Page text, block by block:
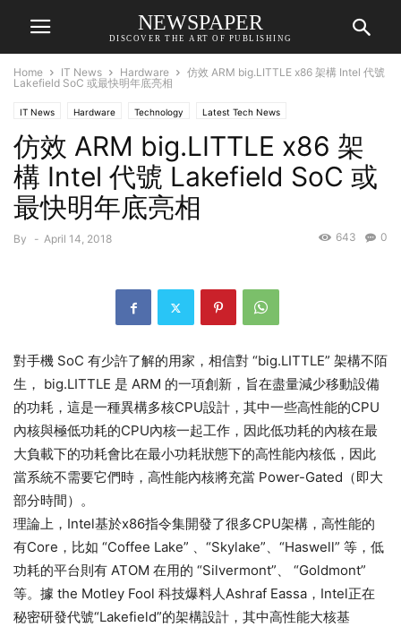
NEWSPAPER
DISCOVER THE ART OF PUBLISHING
Home IT News Hardware
仿效 ARM big.LITTLE x86 架構 Intel 代號
Lakefield SoC 或最快明年底亮相
IT News Hardware Technology Latest Tech News
仿效 ARM big.LITTLE x86 架
構 Intel 代號 Lakefield SoC 或
最快明年底亮相
By - April 14, 2018 0
643
對手機 SoC 有少許了解的用家，相信對 “big.LITTLE” 架構不陌
生， big.LITTLE 是 ARM 的一項創新，旨在盡量減少移動設備
的功耗，這是一種異構多核CPU設計，其中一些高性能的CPU
內核與極低功耗的CPU內核一起工作，因此低功耗的內核在最
大負載下的功耗會比在最小功耗狀態下的高性能內核低，因此
當系統不需要它們時，高性能內核將充當 Power-Gated（即大
部分時間）。
理論上，Intel基於x86指令集開發了很多CPU架構，高性能的
有Core，比如 “Coffee Lake” 、“Skylake”、“Haswell” 等，低
功耗的平台則有 ATOM 在用的 “Silvermont”、 “Goldmont”
等。據 the Motley Fool 科技爆料人Ashraf Eassa，Intel正在
秘密研發代號“Lakefield”的架構設計，其中高性能大核基